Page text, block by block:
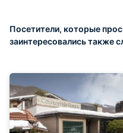
Посетители, которые
заинтересовались также